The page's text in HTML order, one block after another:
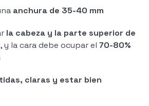
anchura de 35-40 mm
la cabeza y la parte superior de
, y la cara debe ocupar el70-80%
claras y estar bien